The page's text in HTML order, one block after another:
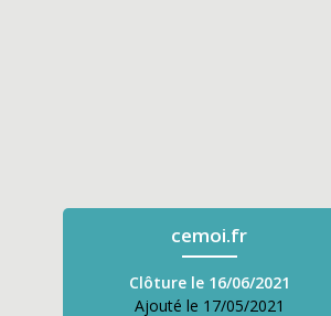
cemoi.fr
Clôture le 16/06/2021
Ajouté le 17/05/2021